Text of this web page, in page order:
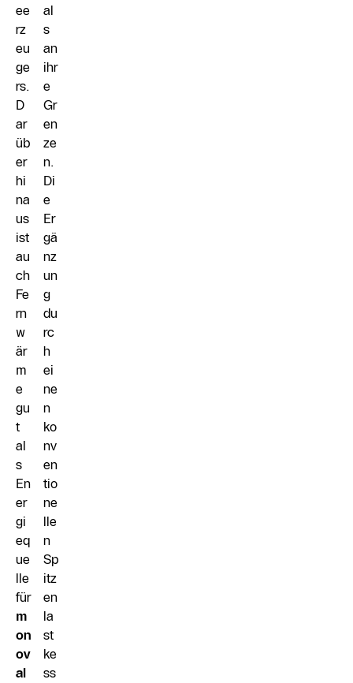
ee
rz
eu
ge
rs.
D
ar
üb
er
hi
na
us
ist
au
ch
Fe
rn
w
är
m
e
gu
t
al
s
En
er
gi
eq
ue
lle
für
m
on
ov
al
al
s
an
ihr
e
Gr
en
ze
n.
Di
e
Er
gä
nz
un
g
du
rc
h
ei
ne
n
ko
nv
en
tio
ne
lle
n
Sp
itz
en
la
st
ke
ss